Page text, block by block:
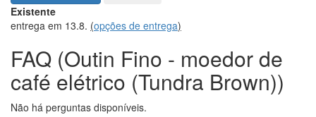
Existente
entrega em 13.8. (opções de entrega)
FAQ (Outin Fino - moedor de
café elétrico (Tundra Brown))
Não há perguntas disponíveis.